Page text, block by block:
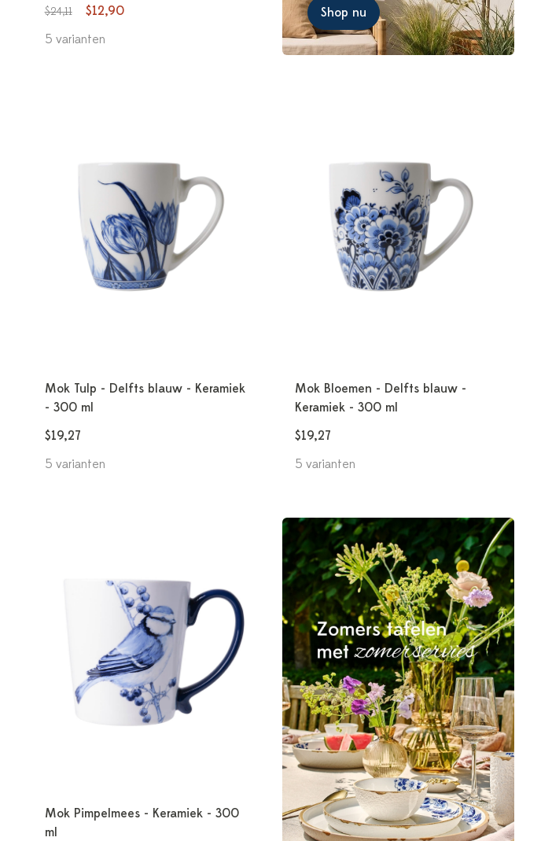
$24,11
$12,90
5 varianten
Shop nu
Mok Tulp - Delfts blauw - Keramiek
- 300 ml
$19,27
5 varianten
Mok Bloemen - Delfts blauw -
Keramiek - 300 ml
$19,27
5 varianten
Mok Pimpelmees - Keramiek - 300
ml